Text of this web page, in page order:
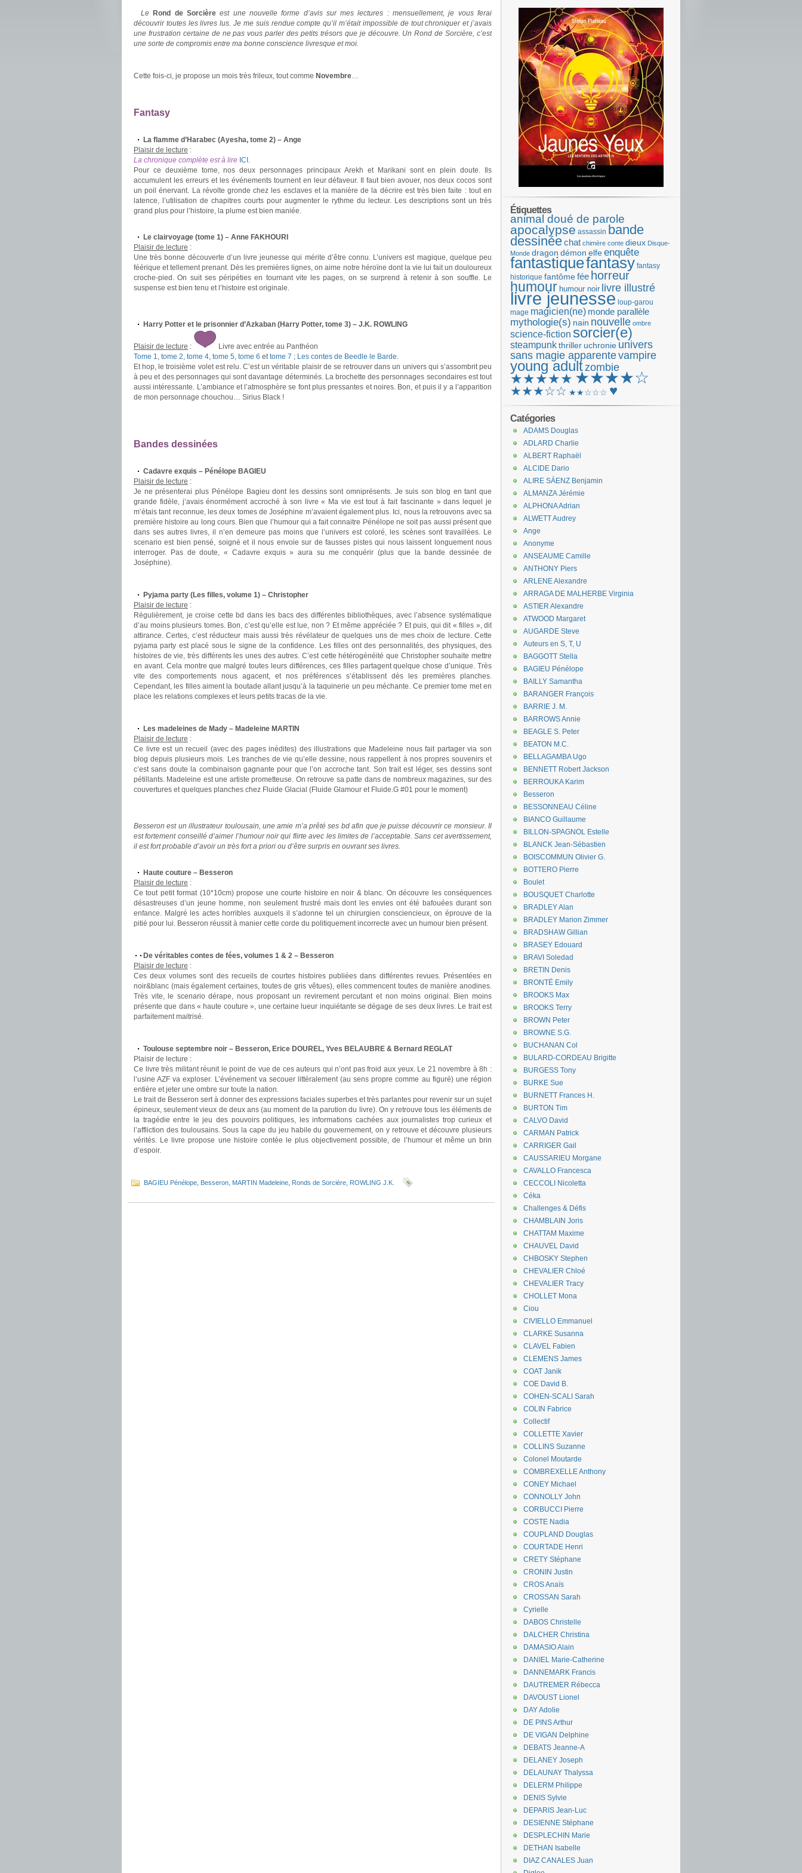
Le Rond de Sorcière est une nouvelle forme d’avis sur mes lectures : mensuellement, je vous ferai
découvrir toutes les livres lus. Je me suis rendue compte qu’il m’était impossible de tout chroniquer et j’avais
une frustration certaine de ne pas vous parler des petits trésors que je découvre. Un Rond de Sorcière, c’est
une sorte de compromis entre ma bonne conscience livresque et moi.
Cette fois-ci, je propose un mois très frileux, tout comme Novembre…
Fantasy
La flamme d’Harabec (Ayesha, tome 2) – Ange
Plaisir de lecture :
La chronique complète est à lire ICI .
Pour ce deuxième tome, nos deux personnages principaux Arekh et Marikani sont en plein doute. Ils
accumulent les erreurs et les événements tournent en leur défaveur. Il faut bien avouer, nos deux cocos sont
un poil énervant. La révolte gronde chez les esclaves et la manière de la décrire est très bien faite : tout en
latence, l’utilisation de chapitres courts pour augmenter le rythme du lecteur. Les descriptions sont un très
grand plus pour l’histoire, la plume est bien maniée.
Le clairvoyage (tome 1) – Anne FAKHOURI
Plaisir de lecture :
Une très bonne découverte d’un livre jeunesse qui mérite d’être connu. L’univers est magique, quelque peu
féérique et tellement prenant. Dès les premières lignes, on aime notre héroïne dont la vie lui fait un douloureux
croche-pied. On suit ses péripéties en tournant vite les pages, on se surprend à retenir à son souffle. Le
suspense est bien tenu et l’histoire est originale.
Harry Potter et le prisonnier d’Azkaban (Harry Potter, tome 3) – J.K. ROWLING
Plaisir de lecture :
Livre avec entrée au Panthéon
Tome 1, tome 2, tome 4, tome 5, tome 6 ettome 7 ; Les contes de Beedle le Barde.
Et hop, le troisième volet est relu. C’est un véritable plaisir de se retrouver dans un univers qui s’assombrit peu
à peu et des personnages qui sont davantage déterminés. La brochette des personnages secondaires est tout
aussi intéressante. L’ambiance et l’atmosphère se font plus pressantes et noires. Bon, et puis il y a l’apparition
de mon personnage chouchou… Sirius Black !
Bandes dessinées
Cadavre exquis – Pénélope BAGIEU
Plaisir de lecture :
Je ne présenterai plus Pénélope Bagieu dont les dessins sont omniprésents. Je suis son blog en tant que
grande fidèle, j’avais énormément accroché à son livre « Ma vie est tout à fait fascinante » dans lequel je
m’étais tant reconnue, les deux tomes de Joséphine m’avaient également plus. Ici, nous la retrouvons avec sa
première histoire au long cours. Bien que l’humour qui a fait connaitre Pénélope ne soit pas aussi présent que
dans ses autres livres, il n’en demeure pas moins que l’univers est coloré, les scènes sont travaillées. Le
scenario est bien pensé, soigné et il nous envoie sur de fausses pistes qui nous laissent longuement nous
interroger. Pas de doute, « Cadavre exquis » aura su me conquérir (plus que la bande dessinée de
Joséphine).
Pyjama party (Les filles, volume 1) – Christopher
Plaisir de lecture :
Régulièrement, je croise cette bd dans les bacs des différentes bibliothèques, avec l’absence systématique
d’au moins plusieurs tomes. Bon, c’est qu’elle est lue, non ? Et même appréciée ? Et puis, qui dit « filles », dit
attirance. Certes, c’est réducteur mais aussi très révélateur de quelques uns de mes choix de lecture. Cette
pyjama party est placé sous le signe de la confidence. Les filles ont des personnalités, des physiques, des
histoires de vie, très différents les unes des autres. C’est cette hétérogénéité que Christopher souhaite mettre
en avant. Cela montre que malgré toutes leurs différences, ces filles partagent quelque chose d’unique. Très
vite des comportements nous agacent, et nos préférences s’établissent dès les premières planches.
Cependant, les filles aiment la boutade allant jusqu’à la taquinerie un peu méchante. Ce premier tome met en
place les relations complexes et leurs petits tracas de la vie.
Les madeleines de Mady – Madeleine MARTIN
Plaisir de lecture :
Ce livre est un recueil (avec des pages inédites) des illustrations que Madeleine nous fait partager via son
blog depuis plusieurs mois. Les tranches de vie qu’elle dessine, nous rappellent à nos propres souvenirs et
c’est sans doute la combinaison gagnante pour que l’on accroche tant. Son trait est léger, ses dessins sont
pétillants. Madeleine est une artiste prometteuse. On retrouve sa patte dans de nombreux magazines, sur des
couvertures et quelques planches chez Fluide Glacial (Fluide Glamour et Fluide.G #01 pour le moment)
Besseron est un illustrateur toulousain, une amie m’a prêté ses bd afin que je puisse découvrir ce monsieur. Il
est fortement conseillé d’aimer l’humour noir qui flirte avec les limites de l’acceptable. Sans cet avertissement,
il est fort probable d’avoir un très fort a priori ou d’être surpris en ouvrant ses livres.
Haute couture – Besseron
Plaisir de lecture :
Ce tout petit format (10*10cm) propose une courte histoire en noir & blanc. On découvre les conséquences
désastreuses d’un jeune homme, non seulement frustré mais dont les envies ont été bafouées durant son
enfance. Malgré les actes horribles auxquels il s’adonne tel un chirurgien consciencieux, on éprouve de la
pitié pour lui. Besseron réussit à manier cette corde du politiquement incorrecte avec un humour bien présent.
De véritables contes de fées, volumes 1 & 2 – Besseron
Plaisir de lecture :
Ces deux volumes sont des recueils de courtes histoires publiées dans différentes revues. Présentées en
noir&blanc (mais également certaines, toutes de gris vêtues), elles commencent toutes de manière anodines.
Très vite, le scenario dérape, nous proposant un revirement percutant et non moins original. Bien moins
présente que dans « haute couture », une certaine lueur inquiétante se dégage de ses deux livres. Le trait est
parfaitement maitrisé.
Toulouse septembre noir – Besseron, Erice DOUREL, Yves BELAUBRE & Bernard REGLAT
Plaisir de lecture :
Ce livre très militant réunit le point de vue de ces auteurs qui n’ont pas froid aux yeux. Le 21 novembre à 8h :
l’usine AZF va exploser. L’événement va secouer littéralement (au sens propre comme au figuré) une région
entière et jeter une ombre sur toute la nation.
Le trait de Besseron sert à donner des expressions faciales superbes et très parlantes pour revenir sur un sujet
épineux, seulement vieux de deux ans (au moment de la parution du livre). On y retrouve tous les éléments de
la tragédie entre le jeu des pouvoirs politiques, les informations cachées aux journalistes trop curieux et
l’affliction des toulousains. Sous la cape du jeu habile du gouvernement, on y retrouve et découvre plusieurs
vérités. Le livre propose une histoire contée le plus objectivement possible, de l’humour et même un brin
d’espoir.
BAGIEU Pénélope Besseron MARTIN Madeleine Ronds de Sorcière ROWLING J.K.
Étiquettes
animal doué de parole
apocalypse assassin bande
dessinéechat chimère conte dieux Disque-
Monde dragon démon elfeenquête
fantastiquefantasy fantasy
historique fantômefée horreur
humour humour noir livre illustré
livre jeunesse loup-garou
mage magicien(ne) monde parallèle
mythologie(s) nain nouvelle ombre
science-fiction sorcier(e)
steampunkthriller uchronie univers
sans magie apparentevampire
young adultzombie
★★★★★ ★★★★☆
★★★☆☆ ★★☆☆☆ ♥
Catégories
ADAMS Douglas
ADLARD Charlie
ALBERT Raphaël
ALCIDE Dario
ALIRE SÁENZ Benjamin
ALMANZA Jérémie
ALPHONA Adrian
ALWETT Audrey
Ange
Anonyme
ANSEAUME Camille
ANTHONY Piers
ARLENE Alexandre
ARRAGA DE MALHERBE Virginia
ASTIER Alexandre
ATWOOD Margaret
AUGARDE Steve
Auteurs en S, T, U
BAGGOTT Stella
BAGIEU Pénélope
BAILLY Samantha
BARANGER François
BARRIE J. M.
BARROWS Annie
BEAGLE S. Peter
BEATON M.C.
BELLAGAMBA Ugo
BENNETT Robert Jackson
BERROUKA Karim
Besseron
BESSONNEAU Céline
BIANCO Guillaume
BILLON-SPAGNOL Estelle
BLANCK Jean-Sébastien
BOISCOMMUN Olivier G.
BOTTERO Pierre
Boulet
BOUSQUET Charlotte
BRADLEY Alan
BRADLEY Marion Zimmer
BRADSHAW Gillian
BRASEY Edouard
BRAVI Soledad
BRETIN Denis
BRONTË Emily
BROOKS Max
BROOKS Terry
BROWN Peter
BROWNE S.G.
BUCHANAN Col
BULARD-CORDEAU Brigitte
BURGESS Tony
BURKE Sue
BURNETT Frances H.
BURTON Tim
CALVO David
CARMAN Patrick
CARRIGER Gail
CAUSSARIEU Morgane
CAVALLO Francesca
CECCOLI Nicoletta
Céka
Challenges & Défis
CHAMBLAIN Joris
CHATTAM Maxime
CHAUVEL David
CHBOSKY Stephen
CHEVALIER Chloé
CHEVALIER Tracy
CHOLLET Mona
Ciou
CIVIELLO Emmanuel
CLARKE Susanna
CLAVEL Fabien
CLEMENS James
COAT Janik
COE David B.
COHEN-SCALI Sarah
COLIN Fabrice
Collectif
COLLETTE Xavier
COLLINS Suzanne
Colonel Moutarde
COMBREXELLE Anthony
CONEY Michael
CONNOLLY John
CORBUCCI Pierre
COSTE Nadia
COUPLAND Douglas
COURTADE Henri
CRETY Stéphane
CRONIN Justin
CROS Anaïs
CROSSAN Sarah
Cyrielle
DABOS Christelle
DALCHER Christina
DAMASIO Alain
DANIEL Marie-Catherine
DANNEMARK Francis
DAUTREMER Rébecca
DAVOUST Lionel
DAY Adolie
DE PINS Arthur
DE VIGAN Delphine
DEBATS Jeanne-A
DELANEY Joseph
DELAUNAY Thalyssa
DELERM Philippe
DENIS Sylvie
DEPARIS Jean-Luc
DESIENNE Stéphane
DESPLECHIN Marie
DETHAN Isabelle
DIAZ CANALES Juan